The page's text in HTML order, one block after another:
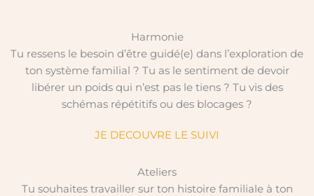
Harmonie
Tu ressens le besoin d’être guidé(e) dans l’exploration de
ton système familial ? Tu as le sentiment de devoir
libérer un poids qui n’est pas le tiens ? Tu vis des
schémas répétitifs ou des blocages ?
JE DECOUVRE LE SUIVI
Ateliers
Tu souhaites travailler sur ton histoire familiale à ton